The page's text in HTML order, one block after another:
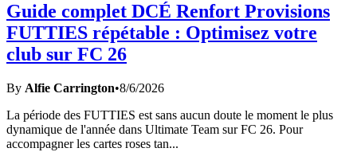
Guide complet DCÉ Renfort Provisions
FUTTIES répétable : Optimisez votre
club sur FC 26
By Alfie Carrington•8/6/2026
La période des FUTTIES est sans aucun doute le moment le plus
dynamique de l'année dans Ultimate Team sur FC 26. Pour
accompagner les cartes roses tan...